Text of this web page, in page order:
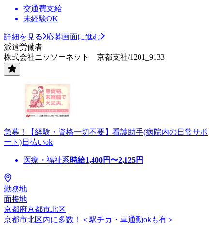
交通費支給
未経験OK
詳細を見る
応募画面に進む
派遣労働者
株式会社ニッソーネット 京都支社/1201_9133
急募！【経験・資格一切不要】看護助手(病院内の日常サポ
ート)日払いok
医療・福祉系時給1,400円〜2,125円
勤務地
面接地
京都府京都市北区
京都市北区内に多数！＜駅チカ・車通勤okも有＞